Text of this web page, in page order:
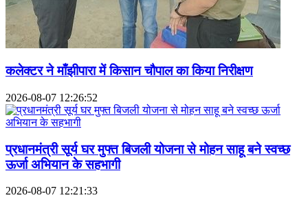
कलेक्टर ने माँझीपारा में किसान चौपाल का किया निरीक्षण
2026-08-07 12:26:52
प्रधानमंत्री सूर्य घर मुफ्त बिजली योजना से मोहन साहू बने स्वच्छ
ऊर्जा अभियान के सहभागी
2026-08-07 12:21:33